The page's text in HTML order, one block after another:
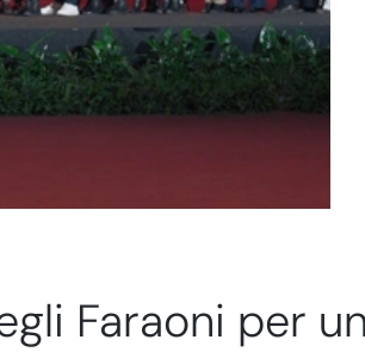
Faraoni per